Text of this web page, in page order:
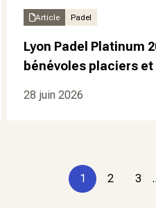
Article Padel
Lyon Padel Platinum
bénévoles placiers
28 juin 2026
1 2 3